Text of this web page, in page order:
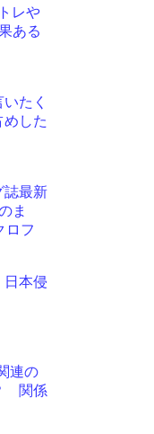
レや
ある
たく
した
誌最新
ま
フ
本侵
連の
関係